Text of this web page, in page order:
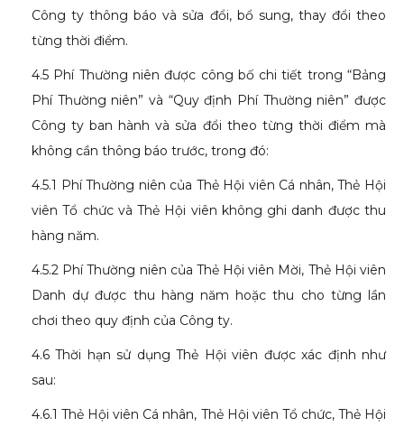
Công ty thông báo và sửa đổi, bổ sung, thay đổi theo
từng thời điểm.
4.5 Phí Thường niên được công bố chi tiết trong “Bảng
Phí Thường niên” và “Quy định Phí Thường niên” được
Công ty ban hành và sửa đổi theo từng thời điểm mà
không cần thông báo trước, trong đó:
4.5.1 Phí Thường niên của Thẻ Hội viên Cá nhân, Thẻ Hội
viên Tổ chức và Thẻ Hội viên không ghi danh được thu
hàng năm.
4.5.2 Phí Thường niên của Thẻ Hội viên Mời, Thẻ Hội viên
Danh dự được thu hàng năm hoặc thu cho từng lần
chơi theo quy định của Công ty.
4.6 Thời hạn sử dụng Thẻ Hội viên được xác định như
sau:
4.6.1 Thẻ Hội viên Cá nhân, Thẻ Hội viên Tổ chức, Thẻ Hội